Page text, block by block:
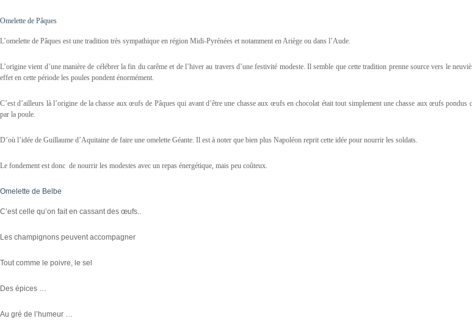
Omelette de Pâques
L’omelette de Pâques est une tradition très sympathique en région Midi-Pyrénées et notamment en Ariège ou dans l’Aude.
L’origine vient d’une manière de célébrer la fin du carême et de l’hiver au travers d’une festivité modeste. Il semble que cette tradition prenne source vers le
effet en cette période les poules pondent énormément.
C’est d’ailleurs là l’origine de la chasse aux œufs de Pâques qui avant d’être une chasse aux œufs en chocolat était tout simplement une chasse aux œufs pondus
par la poule.
D’où l’idée de Guillaume d’Aquitaine de faire une omelette Géante. Il est à noter que bien plus Napoléon reprit cette idée pour nourrir les soldats.
Le fondement est donc de nourrir les modestes avec un repas énergétique, mais peu coûteux.
Omelette de Belbe
C’est celle qu’on fait en cassant des œufs..
Les champignons peuvent accompagner
Tout comme le poivre, le sel
Des épices …
Au gré de l’humeur …